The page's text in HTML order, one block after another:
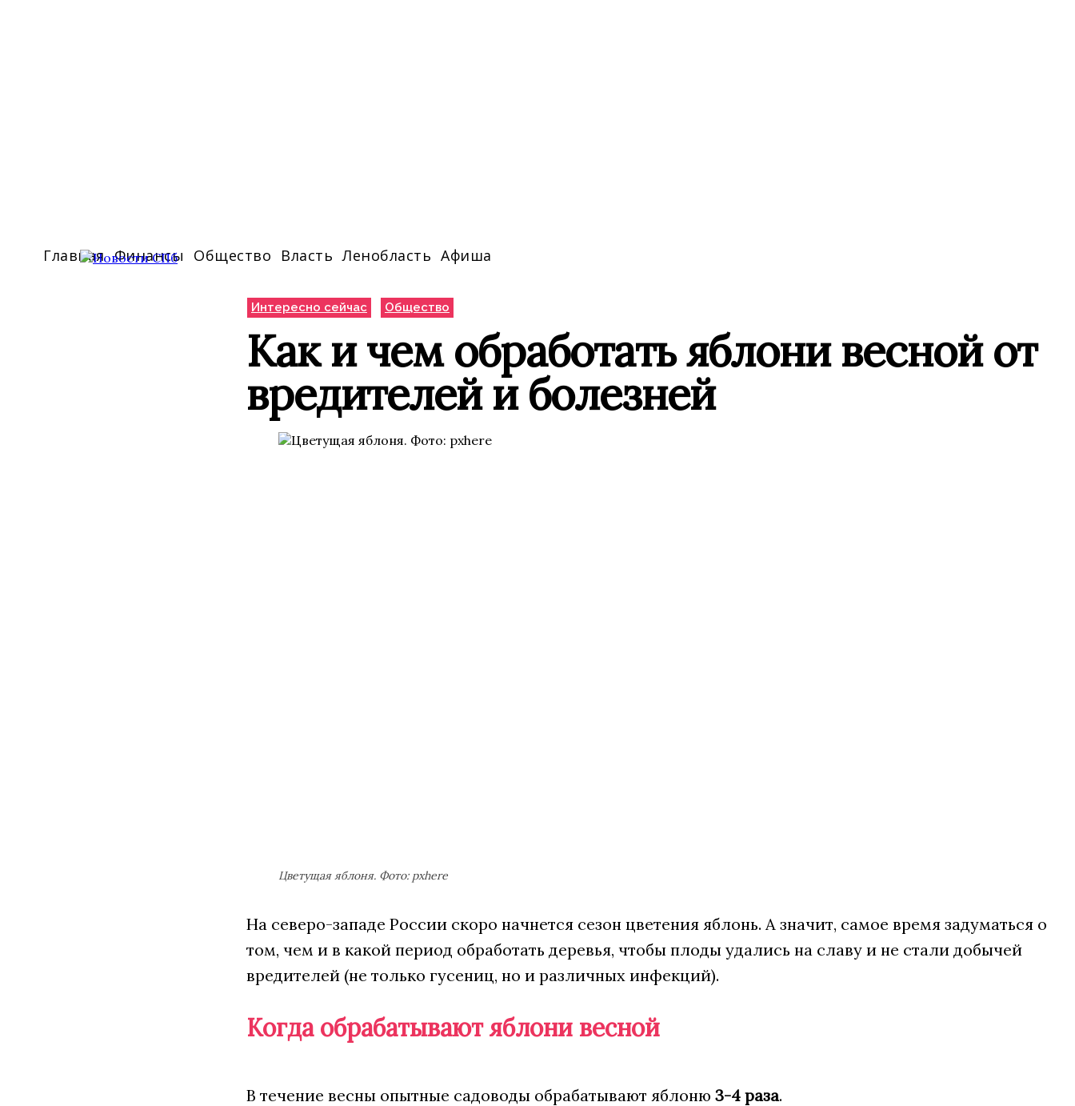
Главная Финансы Общество Власть Ленобласть Афиша
Интересно сейчас Общество
Как и чем обработать яблони весной от
вредителей и болезней
Цветущая яблоня. Фото: pxhere
На северо-западе России скоро начнется сезон цветения яблонь. А значит, самое время задуматься о
том, чем и в какой период обработать деревья, чтобы плоды удались на славу и не стали добычей
вредителей (не только гусениц, но и различных инфекций).
Когда обрабатывают яблони весной
В течение весны опытные садоводы обрабатывают яблоню 3-4 раза.